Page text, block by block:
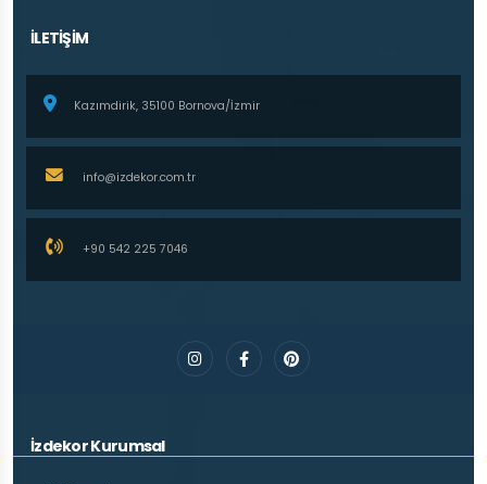
İLETİŞİM
Kazımdirik, 35100 Bornova/İzmir
info@izdekor.com.tr
+90 542 225 7046
İzdekor Kurumsal